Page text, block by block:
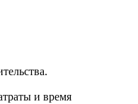
и время